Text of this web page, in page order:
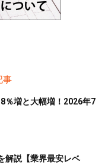
事
％増と大幅増！2026年7
解説【業界最安レベ